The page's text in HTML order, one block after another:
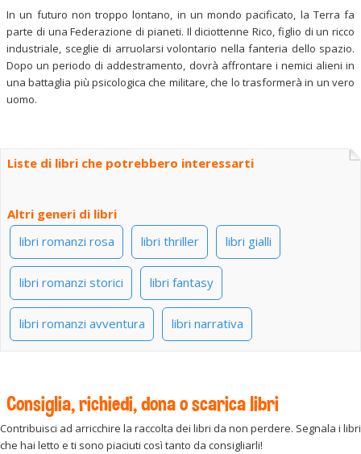
In un futuro non troppo lontano, in un mondo pacificato, la Terra fa
parte di una Federazione di pianeti. Il diciottenne Rico, figlio di un ricco
industriale, sceglie di arruolarsi volontario nella fanteria dello spazio.
Dopo un periodo di addestramento, dovrà affrontare i nemici alieni in
una battaglia più psicologica che militare, che lo trasformerà in un vero
uomo.
Liste di libri che potrebbero interessarti
Altri generi di libri
libri romanzi rosa
libri thriller libri gialli
libri romanzi storici libri fantasy
libri romanzi avventura libri narrativa
Consiglia, richiedi, dona o scarica libri
Contribuisci ad arricchire la raccolta dei libri da non perdere. Segnala i libri
che hai letto e ti sono piaciuti così tanto da consigliarli!